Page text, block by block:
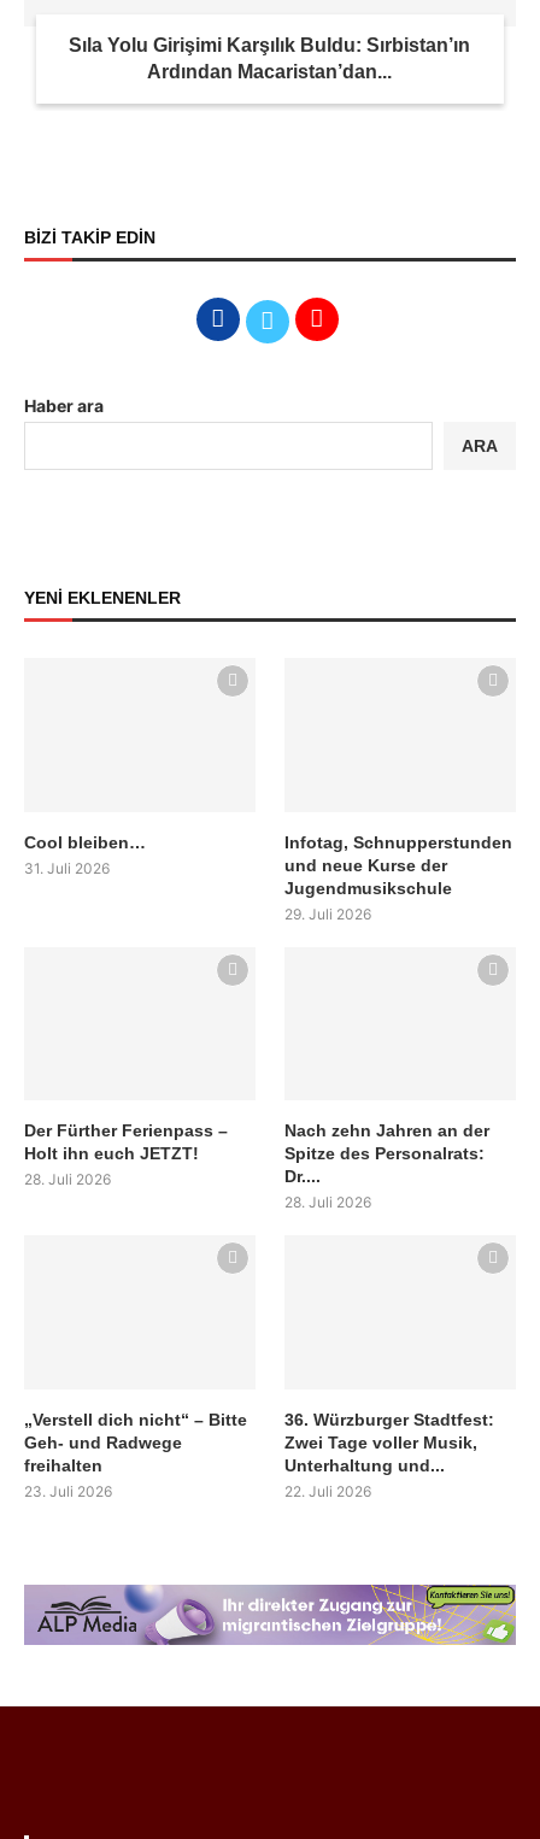
Sıla Yolu Girişimi Karşılık Buldu: Sırbistan’ın
Ardından Macaristan’dan...
BİZİ TAKİP EDİN
Haber ara
ARA
YENİ EKLENENLER
Cool bleiben…
31. Juli 2026
Infotag, Schnupperstunden
und neue Kurse der
Jugendmusikschule
29. Juli 2026
Der Fürther Ferienpass –
Holt ihn euch JETZT!
28. Juli 2026
Nach zehn Jahren an der
Spitze des Personalrats:
Dr....
28. Juli 2026
„Verstell dich nicht“ – Bitte
Geh- und Radwege
freihalten
23. Juli 2026
36. Würzburger Stadtfest:
Zwei Tage voller Musik,
Unterhaltung und...
22. Juli 2026